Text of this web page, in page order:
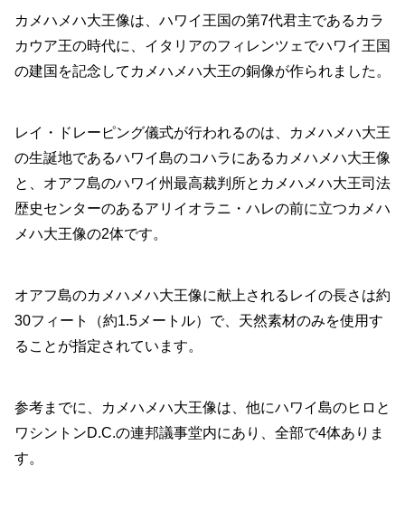
カメハメハ大王像は、ハワイ王国の第7代君主であるカラ
カウア王の時代に、イタリアのフィレンツェでハワイ王国
の建国を記念してカメハメハ大王の銅像が作られました。
レイ・ドレーピング儀式が行われるのは、カメハメハ大王
の生誕地であるハワイ島のコハラにあるカメハメハ大王像
と、オアフ島のハワイ州最高裁判所とカメハメハ大王司法
歴史センターのあるアリイオラニ・ハレの前に立つカメハ
メハ大王像の2体です。
オアフ島のカメハメハ大王像に献上されるレイの長さは約
30フィート（約1.5メートル）で、天然素材のみを使用す
ることが指定されています。
参考までに、カメハメハ大王像は、他にハワイ島のヒロと
ワシントンD.C.の連邦議事堂内にあり、全部で4体ありま
す。